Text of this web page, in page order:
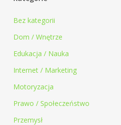
Bez kategorii
Dom / Wnętrze
Edukacja / Nauka
Internet / Marketing
Motoryzacja
Prawo / Społeczeństwo
Przemysł